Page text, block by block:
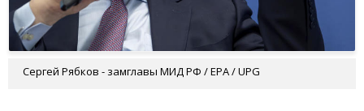
Сергей Рябков - замглавы МИД РФ / EPA / UPG